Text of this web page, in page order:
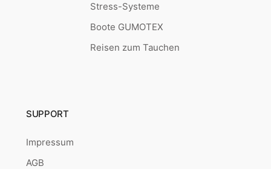
Stress-Systeme
Boote GUMOTEX
Reisen zum Tauchen
SUPPORT
Impressum
AGB